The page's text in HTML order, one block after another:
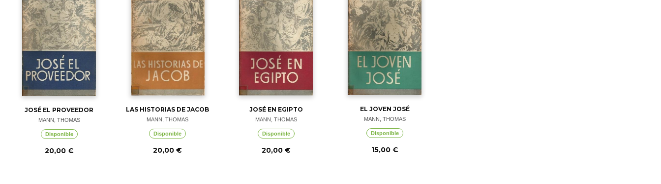
JOSÉ EL PROVEEDOR
MANN, THOMAS
Disponible
20,00 €
LAS HISTORIAS DE JACOB
MANN, THOMAS
Disponible
20,00 €
JOSÉ EN EGIPTO
MANN, THOMAS
Disponible
20,00 €
EL JOVEN JOSÉ
MANN, THOMAS
Disponible
15,00 €